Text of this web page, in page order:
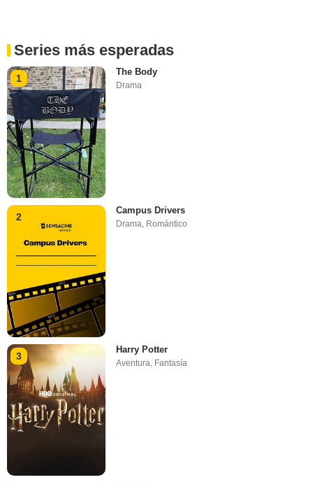
Series más esperadas
1
The Body
Drama
2
Campus Drivers
Drama, Romántico
3
Harry Potter
Aventura Fantasía